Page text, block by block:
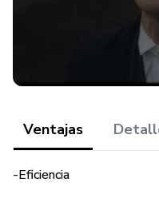
Ventajas
-Eficiencia